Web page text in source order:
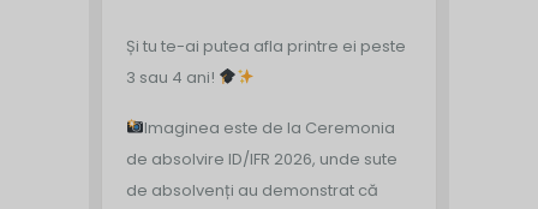
Și tu te-ai putea afla printre ei peste
3 sau 4 ani!
Imaginea este de la Ceremonia
de absolvire ID/IFR 2026, unde sute
de absolvenți au demonstrat că